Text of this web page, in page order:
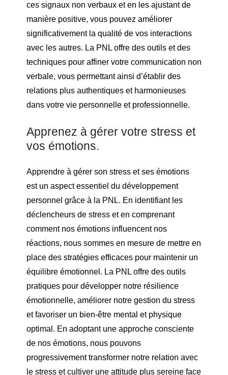
ces signaux non verbaux et en les ajustant de
manière positive, vous pouvez améliorer
significativement la qualité de vos interactions
avec les autres. La PNL offre des outils et des
techniques pour affiner votre communication non
verbale, vous permettant ainsi d’établir des
relations plus authentiques et harmonieuses
dans votre vie personnelle et professionnelle.
Apprenez à gérer votre stress et
vos émotions.
Apprendre à gérer son stress et ses émotions
est un aspect essentiel du développement
personnel grâce à la PNL. En identifiant les
déclencheurs de stress et en comprenant
comment nos émotions influencent nos
réactions, nous sommes en mesure de mettre en
place des stratégies efficaces pour maintenir un
équilibre émotionnel. La PNL offre des outils
pratiques pour développer notre résilience
émotionnelle, améliorer notre gestion du stress
et favoriser un bien-être mental et physique
optimal. En adoptant une approche consciente
de nos émotions, nous pouvons
progressivement transformer notre relation avec
le stress et cultiver une attitude plus sereine face